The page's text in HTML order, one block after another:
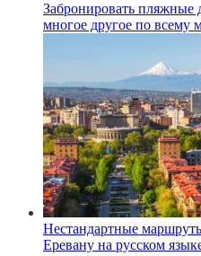
Забронировать пляжные
многое другое по всему
Нестандартные
Еревану на русском